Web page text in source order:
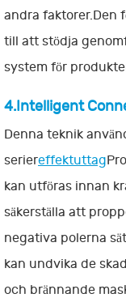
andra faktorer.Den
till att stödja
system för
4.Intelligent
Denna teknik
seriereffektuttag
kan utföras innan
säkerställa att
negativa polerna
kan undvika de
och brännande